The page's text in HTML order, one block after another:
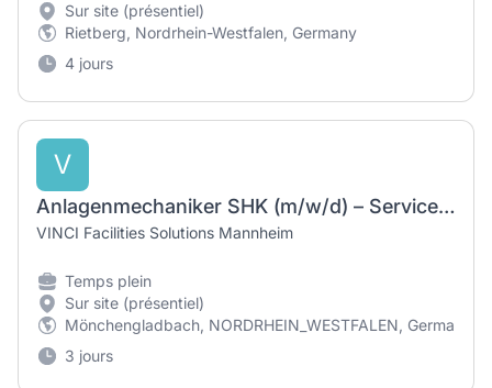
Sur site (présentiel)
Rietberg, Nordrhein-Westfalen, Germany
4 jours
V
Anlagenmechaniker SHK (m/w/d) – Servicetechniker Heizung | Lüftung | Sanitär
VINCI Facilities Solutions Mannheim
Temps plein
Sur site (présentiel)
Mönchengladbach, NORDRHEIN_WESTFALEN, Germany
3 jours